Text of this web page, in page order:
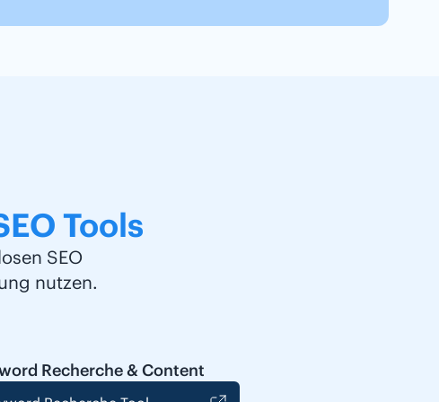
Tools
SEO
nutzen.
Recherche & Content